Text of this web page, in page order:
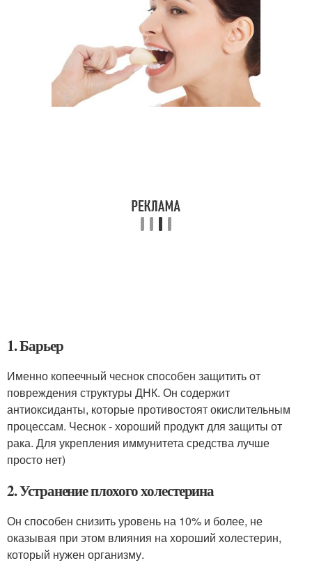
1. Барьер
Именно копеечный чеснок способен защитить от
повреждения структуры ДНК. Он содержит
антиоксиданты, которые противостоят окислительным
процессам. Чеснок - хороший продукт для защиты от
рака. Для укрепления иммунитета средства лучше
просто нет)
2. Устранение плохого холестерина
Он способен снизить уровень на 10% и более, не
оказывая при этом влияния на хороший холестерин,
который нужен организму.